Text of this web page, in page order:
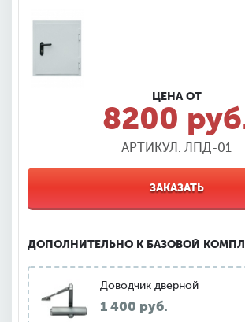
ЦЕНА ОТ
8200
АРТИКУЛ: ЛПД-01
ЗАКАЗАТЬ
ДОПОЛНИТЕЛЬНО К БАЗОВОЙ
Доводчик дверной
1 400 руб.